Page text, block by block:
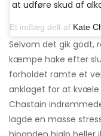
at udføre skud af
Et indlæg delt af Kate
Selvom det gik godt,
kæmpe hake efter
forholdet ramte et
anklaget for at kvæle
Chastain
lagde en masse